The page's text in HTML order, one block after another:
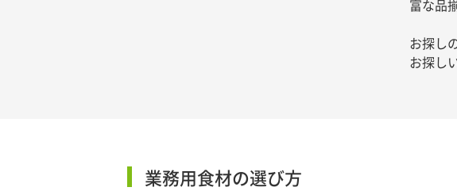
富な品
お探し
お探し
業務用食材の選び方